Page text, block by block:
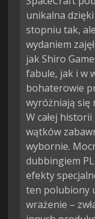
unikalna
stopniu tak,
wydaniem
jak Shiro
fabule, jak i w
bohaterowie
wyróżniają się
W całej
wątków
wybornie.
dubbingiem
efekty
ten polubiony
wrażenie –